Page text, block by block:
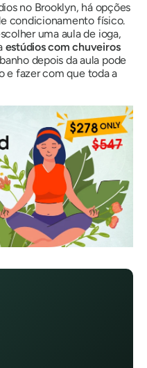
no Brooklyn, há opções
condicionamento físico.
uma aula de ioga,
estúdios com chuveiros
depois da aula pode
e fazer com que toda a